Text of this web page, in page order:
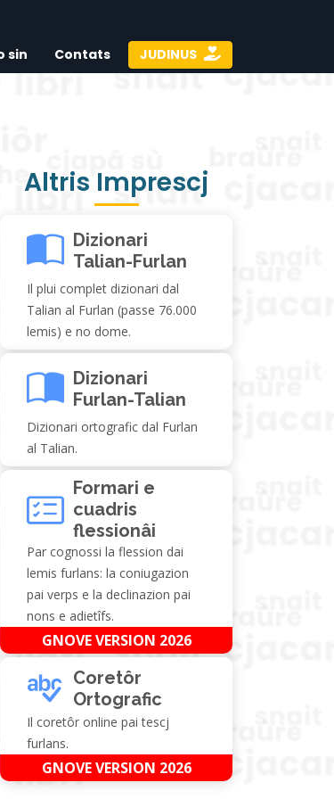
sin Contats JUDINUS
Altris Imprescj
Dizionari
Talian-Furlan
Il plui complet dizionari dal
Talian al Furlan (passe 76.000
lemis) e no dome.
Dizionari
Furlan-Talian
Dizionari ortografic dal Furlan
al Talian.
Formari e
cuadris
flessionâi
Par cognossi la flession dai
lemis furlans: la coniugazion
pai verps e la declinazion pai
nons e adietîfs.
GNOVE VERSION 2026
Coretôr
Ortografic
Il coretôr online pai tescj
furlans.
GNOVE VERSION 2026